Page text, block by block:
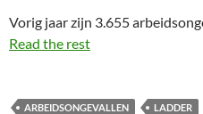
Vorig jaar zijn 3.655
Read the rest
ARBEIDSONGEVALLEN LADDER